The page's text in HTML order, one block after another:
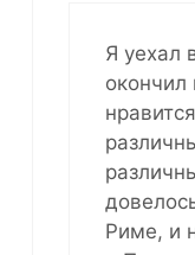
Я уехал
окончил
Риме, и